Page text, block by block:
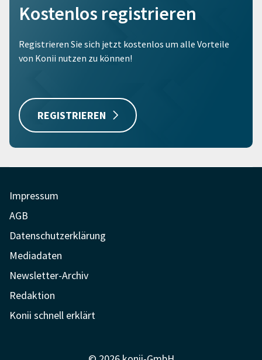
Kostenlos registrieren
Registrieren Sie sich jetzt kostenlos um alle Vorteile
von Konii nutzen zu können!
REGISTRIEREN
Impressum
AGB
Datenschutzerklärung
Mediadaten
Newsletter-Archiv
Redaktion
Konii schnell erklärt